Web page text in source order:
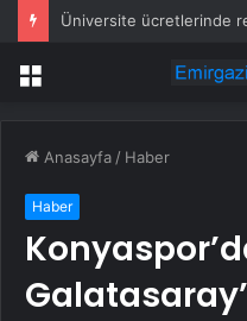
Menü
Anasayfa / Haber
Haber